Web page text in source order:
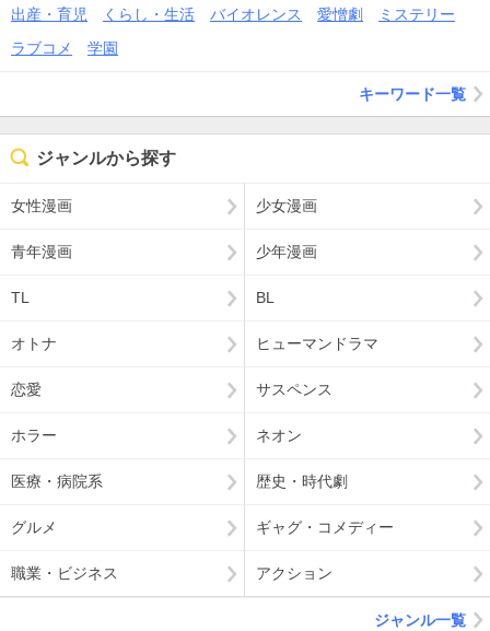
出産・育児 くらし・生活 バイオレンス 愛憎劇
ミステリー
ラブコメ
学園
キーワード一覧
ジャンルから探す
女性漫画 少女漫画
青年漫画 少年漫画
TL BL
オトナ ヒューマンドラマ
恋愛 サスペンス
ホラー ネオン
医療・病院系 歴史・時代劇
グルメ ギャグ・コメディー
職業・ビジネス アクション
ジャンル一覧